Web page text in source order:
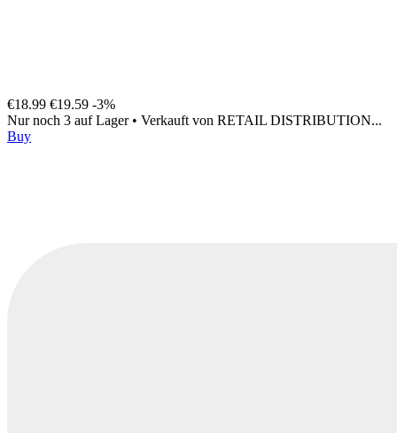
€18.99 €19.59 -3%
Nur noch 3 auf Lager • Verkauft von RETAIL DISTRIBUTION...
Buy